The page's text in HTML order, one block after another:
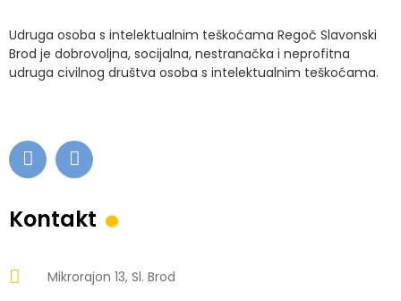
Udruga osoba s intelektualnim teškoćama Regoč Slavonski
Brod je dobrovoljna, socijalna, nestranačka i neprofitna
udruga civilnog društva osoba s intelektualnim teškoćama.
Kontakt .
Mikrorajon 13, Sl. Brod